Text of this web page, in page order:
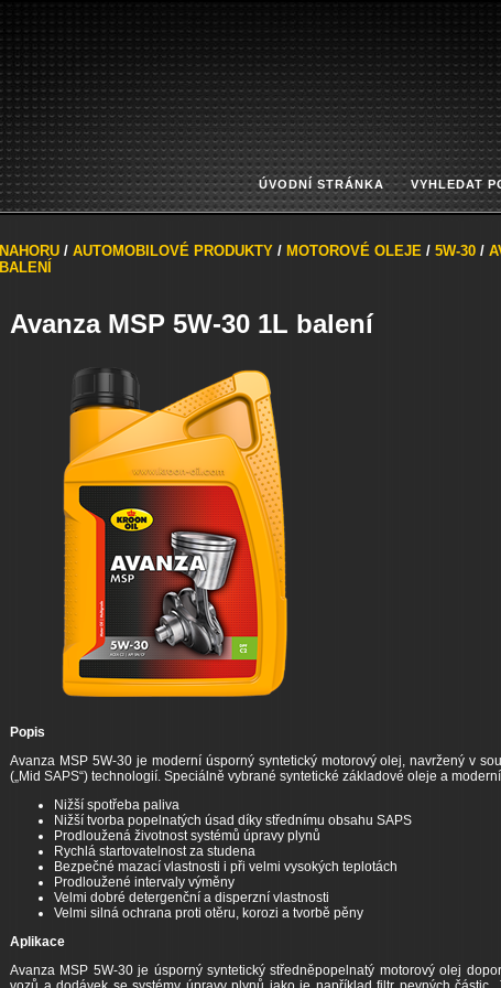
ÚVODNÍ STRÁNKA VYHLEDAT
NAHORU / AUTOMOBILOVÉ PRODUKTY / MOTOROVÉ OLEJE / 5W-30 /
BALENÍ
Avanza MSP 5W-30 1L balení
Popis
Avanza MSP 5W-30 je moderní úsporný syntetický motorový olej, navržený v
(„Mid SAPS“) technologií. Speciálně vybrané syntetické základové oleje a
Nižší spotřeba paliva
Nižší tvorba popelnatých úsad díky střednímu obsahu SAPS
Prodloužená životnost systémů úpravy plynů
Rychlá startovatelnost za studena
Bezpečné mazací vlastnosti i při velmi vysokých teplotách
Prodloužené intervaly výměny
Velmi dobré detergenční a disperzní vlastnosti
Velmi silná ochrana proti otěru, korozi a tvorbě pěny
Aplikace
Avanza MSP 5W-30 je úsporný syntetický středněpopelnatý motorový olej